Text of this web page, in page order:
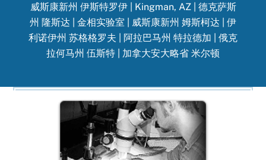
威斯康新州 伊斯特罗伊| Kingman, AZ| 德克萨斯
州 隆斯达
金相实验室 威斯康新州 姆斯柯达
伊
利诺伊州 苏格格罗夫
阿拉巴马州 特拉德加
俄克
拉何马州 伍斯特
加拿大安大略省 米尔顿